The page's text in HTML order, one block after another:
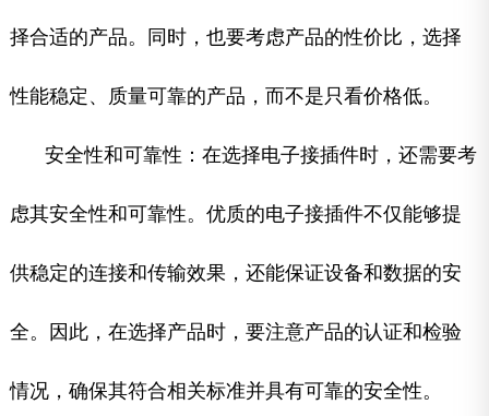
择合适的产品。同时，也要考虑产品的性价比，选择
性能稳定、质量可靠的产品，而不是只看价格低。
安全性和可靠性：在选择电子接插件时，还需要考
虑其安全性和可靠性。优质的电子接插件不仅能够提
供稳定的连接和传输效果，还能保证设备和数据的安
全。因此，在选择产品时，要注意产品的认证和检验
情况，确保其符合相关标准并具有可靠的安全性。